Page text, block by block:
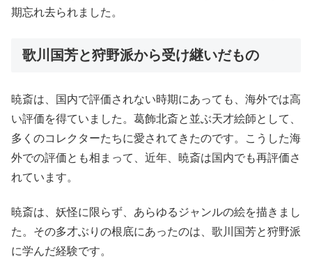
期忘れ去られました。
歌川国芳と狩野派から受け継いだもの
暁斎は、国内で評価されない時期にあっても、海外では高
い評価を得ていました。葛飾北斎と並ぶ天才絵師として、
多くのコレクターたちに愛されてきたのです。こうした海
外での評価とも相まって、近年、暁斎は国内でも再評価さ
れています。
暁斎は、妖怪に限らず、あらゆるジャンルの絵を描きまし
た。その多才ぶりの根底にあったのは、歌川国芳と狩野派
に学んだ経験です。